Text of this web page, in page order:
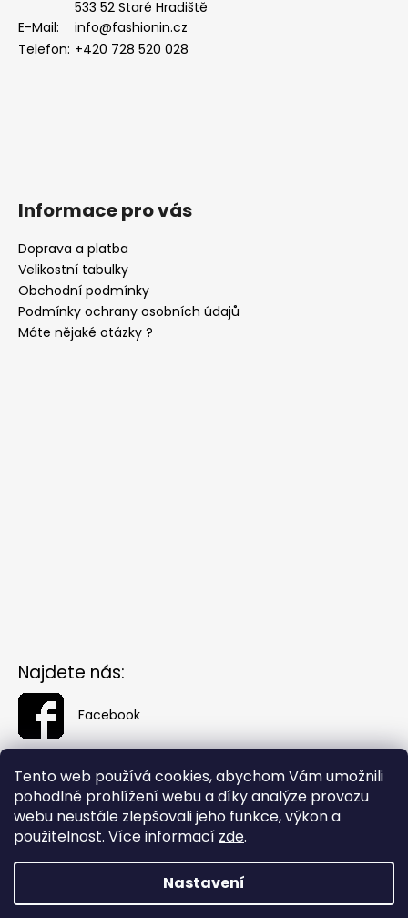
Tento web používá cookies, abychom Vám umožnili
pohodlné prohlížení webu a díky analýze provozu
webu neustále zlepšovali jeho funkce, výkon a
použitelnost. Více informací zde.
Nastavení
533 52 Staré Hradiště
E-Mail:
info@fashionin.cz
Telefon: +420 728 520 028
Informace pro vás
Doprava a platba
Velikostní tabulky
Obchodní podmínky
Podmínky ochrany osobních údajů
Máte nějaké otázky ?
Najdete nás:
Facebook